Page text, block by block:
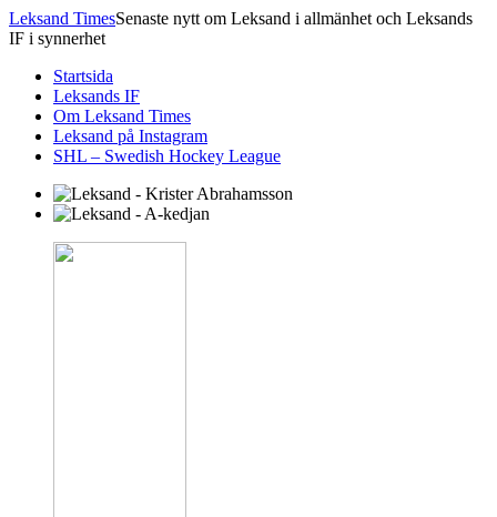
Leksand TimesSenaste nytt om Leksand i allmänhet och Leksands
IF i synnerhet
Startsida
Leksands IF
Om Leksand Times
Leksand på Instagram
SHL – Swedish Hockey League